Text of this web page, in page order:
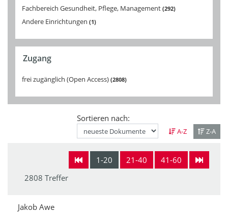
Fachbereich Gesundheit, Pflege, Management 292
Andere Einrichtungen 1
Zugang
frei zugänglich (Open Access) 2808
Sortieren nach:
A-Z Z-A
1-20 21-40
41-60
2808 Treffer
Jakob Awe